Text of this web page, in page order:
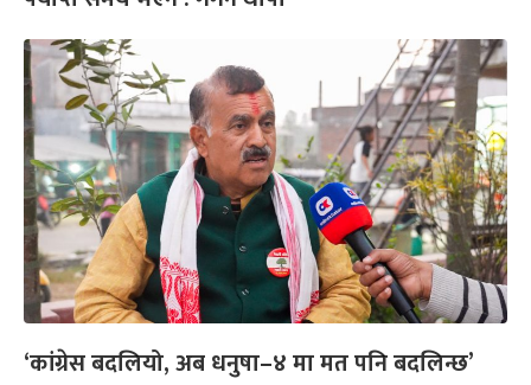
‘कांग्रेस बदलियो, अब धनुषा–४ मा मत पनि बदलिन्छ’